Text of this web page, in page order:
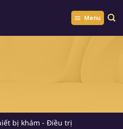
Menu
bị khám - Điều trị